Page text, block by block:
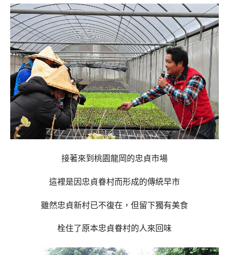
接著來到桃園龍岡的忠貞市場
這裡是因忠貞眷村而形成的傳統早市
雖然忠貞新村已不復在，但留下獨有美食
栓住了原本忠貞眷村的人來回味